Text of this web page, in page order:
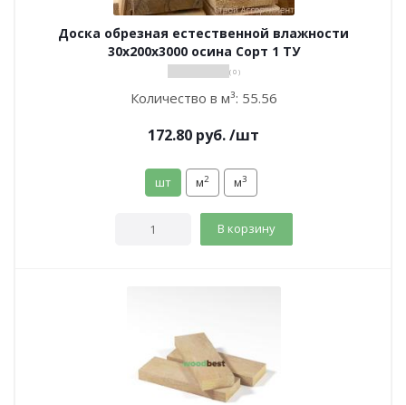
Доска обрезная естественной влажности
30х200х3000 осина Сорт 1 ТУ
( 0 )
Количество в м³: 55.56
172.80 руб./шт
шт м2 м3
В корзину